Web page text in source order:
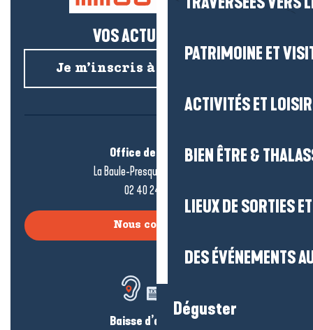
PATRIMOINE ET
ACTIVITÉS ET
BIEN ÊTRE &
LIEUX DE SORTIES
DES ÉVÉNEMENTS
Déguster
VOS ACTUS SALÉES !
Je m’inscris à la newsletter
Office de tourisme
La Baule-Presqu’île de Guérande
02 40 24 34 44
Nous contacter
Baisse d’audition ?